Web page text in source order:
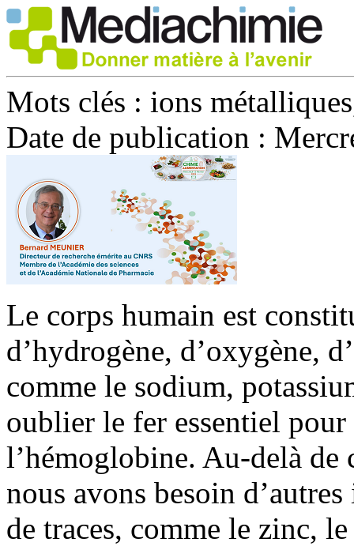
Mots clés : ions
Date de publication :
Le corps humain est
d’hydrogène, d’oxygène,
comme le sodium,
oublier le fer essentiel
l’hémoglobine. Au-delà
nous avons besoin
de traces, comme le zinc,